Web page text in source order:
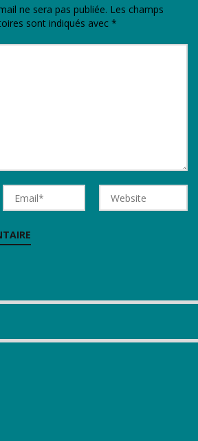
ne sera pas publiée. Les champs
sont indiqués avec *